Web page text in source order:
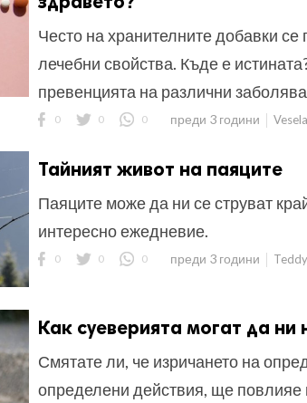
Често на хранителните добавки се
лечебни свойства. Къде е
превенцията на различни
0 0 0 преди 3 години Vesela
Тайният живот на паяците
Паяците може да ни се струват
интересно ежедневие.
0 0 0 преди 3 години
Как суеверията могат да ни
Смятате ли, че изричането на
определени действия, ще повлияе